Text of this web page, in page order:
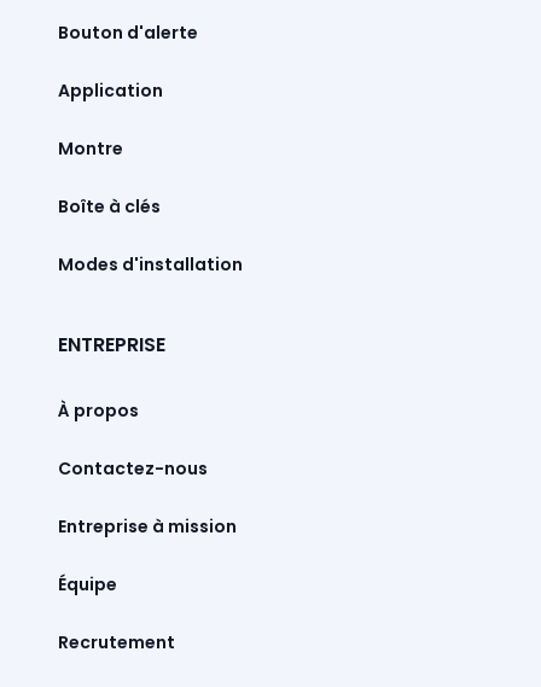
Bouton d'alerte
Montre
Boîte à clés
Modes d'installation
ENTREPRISE
À propos
Contactez-nous
Entreprise à mission
Équipe
Recrutement